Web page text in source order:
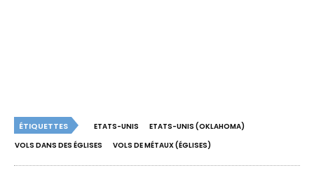
ÉTIQUETTES ETATS-UNIS
ETATS-UNIS (OKLAHOMA)
VOLS DANS DES ÉGLISES
VOLS DE MÉTAUX (ÉGLISES)